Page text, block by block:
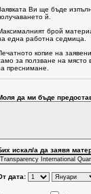
Ви ще бъде
й.
брой
една работна седмица.
копие на
за ползване на място
преснимане.
да ми бъде
искал/a да заявя
дата: